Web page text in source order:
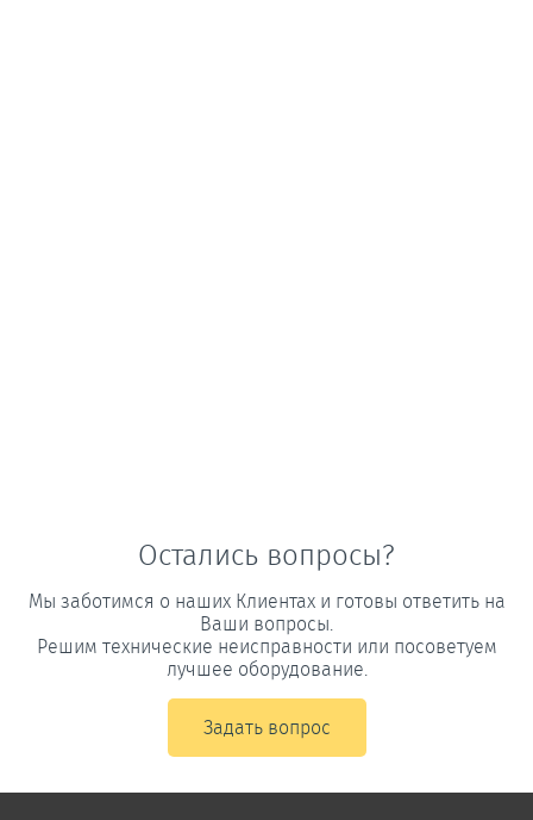
Остались вопросы?
Мы заботимся о наших Клиентах и готовы ответить на
Ваши вопросы.
Решим технические неисправности или посоветуем
лучшее оборудование.
Задать вопрос